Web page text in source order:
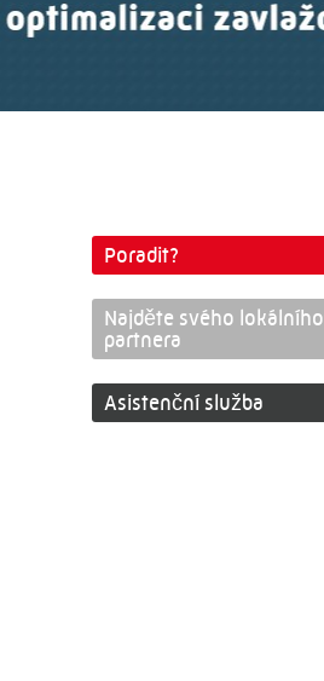
Poradit?
Najděte svého lokálního
partnera
Asistenční služba